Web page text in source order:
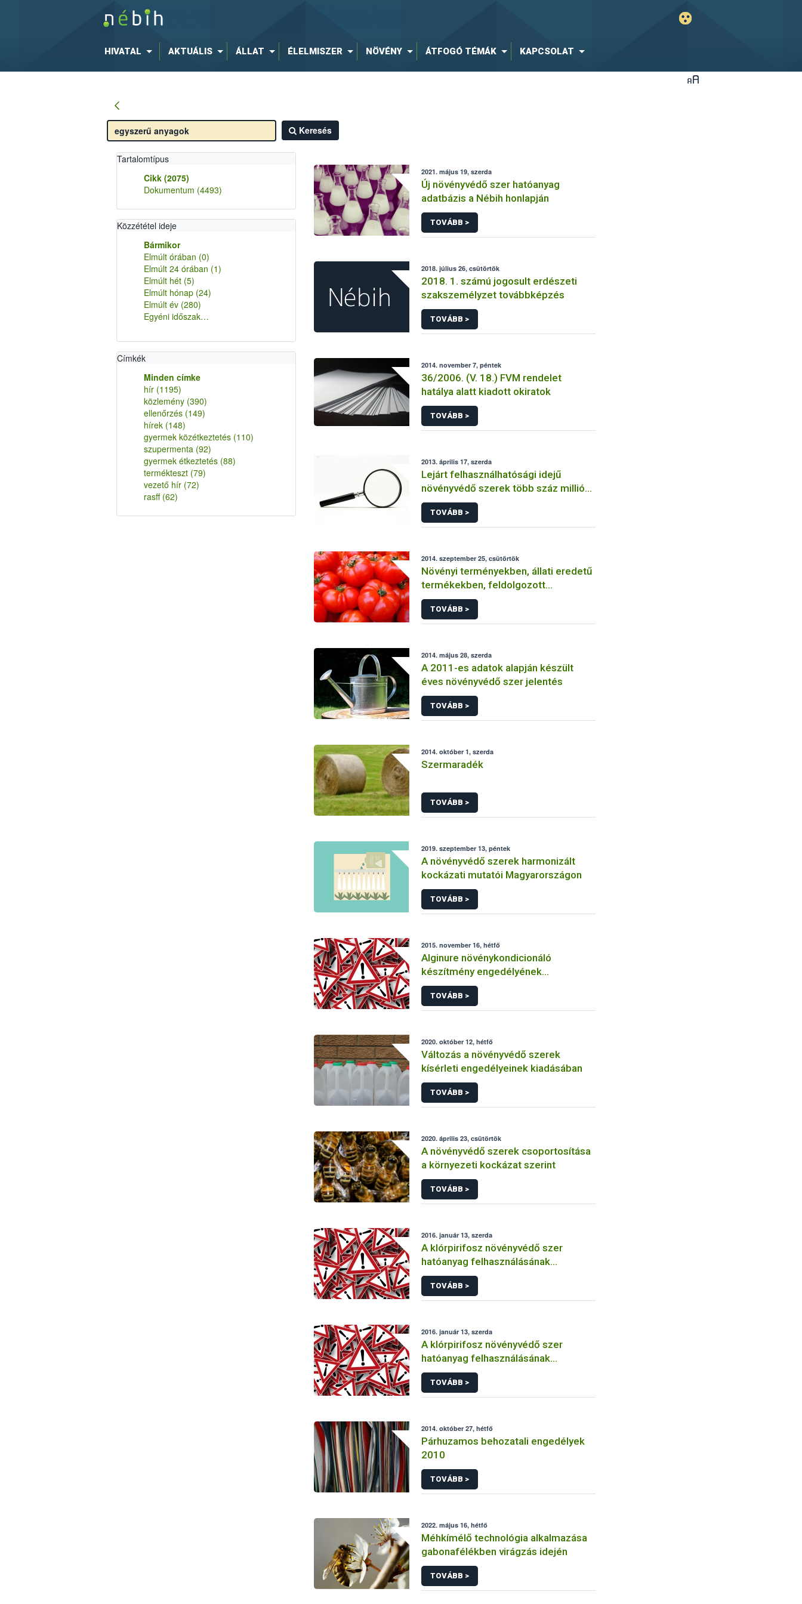
HIVATAL AKTUÁLIS ÁLLAT ÉLELMISZER NÖVÉNY ÁTFOGÓ TÉMÁK KAPCSOLAT
Keresés
Tartalomtípus
Cikk (2075)
Dokumentum (4493)
Közzététel ideje
Bármikor
Elmúlt órában (0)
Elmúlt 24 órában (1)
Elmúlt hét (5)
Elmúlt hónap (24)
Elmúlt év (280)
Egyéni időszak…
Címkék
Minden címke
hír (1195)
közlemény (390)
ellenőrzés (149)
hírek (148)
gyermek közétkeztetés (110)
szupermenta (92)
gyermek étkeztetés (88)
termékteszt (79)
vezető hír (72)
rasff (62)
2021. május 19, szerda
Új növényvédő szer hatóanyag
adatbázis a Nébih honlapján
TOVÁBB >
2018. július 26, csütörtök
2018. 1. számú jogosult erdészeti
szakszemélyzet továbbképzés
TOVÁBB >
2014. november 7, péntek
36/2006. (V. 18.) FVM rendelet
hatálya alatt kiadott okiratok
TOVÁBB >
2013. április 17, szerda
Lejárt felhasználhatósági idejű
növényvédő szerek több száz milliós
forgalmát derítette fel a NÉBIH
TOVÁBB >
2014. szeptember 25, csütörtök
Növényi terményekben, állati eredetű
termékekben, feldolgozott
élelmiszerekben
TOVÁBB >
2014. május 28, szerda
A 2011-es adatok alapján készült
éves növényvédő szer jelentés
TOVÁBB >
2014. október 1, szerda
Szermaradék
TOVÁBB >
2019. szeptember 13, péntek
A növényvédő szerek harmonizált
kockázati mutatói Magyarországon
TOVÁBB >
2015. november 16, hétfő
Alginure növénykondicionáló
készítmény engedélyének
felfüggesztése
TOVÁBB >
2020. október 12, hétfő
Változás a növényvédő szerek
kísérleti engedélyeinek kiadásában
TOVÁBB >
2020. április 23, csütörtök
A növényvédő szerek csoportosítása
a környezeti kockázat szerint
TOVÁBB >
2016. január 13, szerda
A klórpirifosz növényvédő szer
hatóanyag felhasználásának
korlátozása
TOVÁBB >
2016. január 13, szerda
A klórpirifosz növényvédő szer
hatóanyag felhasználásának
korlátozása
TOVÁBB >
2014. október 27, hétfő
Párhuzamos behozatali engedélyek
2010
TOVÁBB >
2022. május 16, hétfő
Méhkímélő technológia alkalmazása
gabonafélékben virágzás idején
TOVÁBB >